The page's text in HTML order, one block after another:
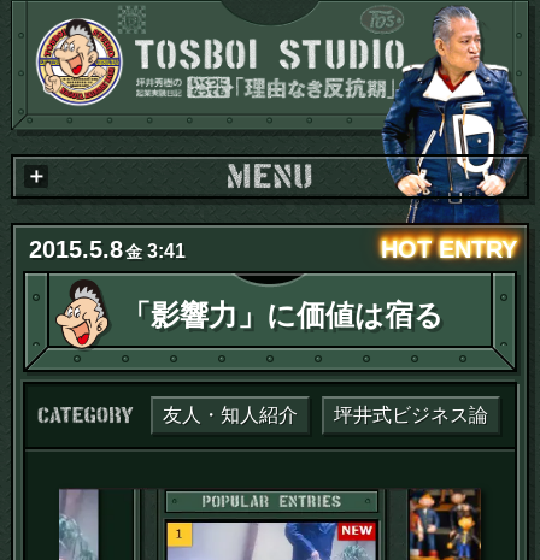
2015.5.8金3:41
「影響力」に価値は宿る
カテゴリー：
友人・知人紹介 坪井式ビジネス論